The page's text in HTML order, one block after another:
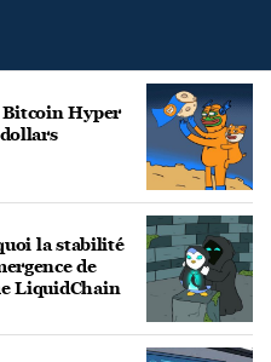
Bitcoin Hyper
la stabilité
de
LiquidChain